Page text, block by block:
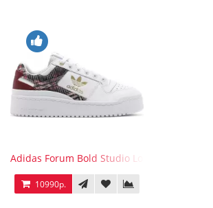
Adidas Forum Bold Studio London Checkered
10990р.